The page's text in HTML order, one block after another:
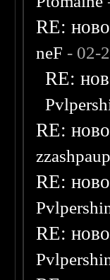
RE:
neF - 02-
RE:
RE:
RE:
RE: